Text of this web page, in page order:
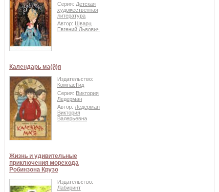
Серия: Детская
художественная
литература
Автор:
Шварц
Евгений Львович
Календарь ма(й)я
Издательство:
КомпасГид
Серия: Виктория
Ледерман
Автор: Ледерман
Виктория
Валерьевна
Жизнь и удивительные
приключения морехода
Робинзона Крузо
Издательство:
Лабиринт